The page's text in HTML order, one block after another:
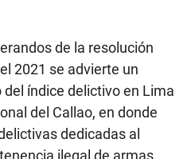
de la resolución
2021 se advierte un
índice delictivo en Lima
del Callao, en donde
dedicadas al
ilegal de armas,